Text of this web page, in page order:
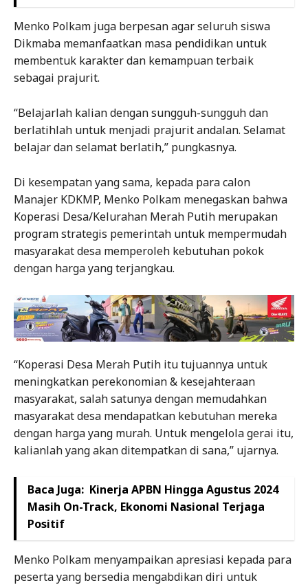
Menko Polkam juga berpesan agar seluruh siswa
Dikmaba memanfaatkan masa pendidikan untuk
membentuk karakter dan kemampuan terbaik
sebagai prajurit.
“Belajarlah kalian dengan sungguh-sungguh dan
berlatihlah untuk menjadi prajurit andalan. Selamat
belajar dan selamat berlatih,” pungkasnya.
Di kesempatan yang sama, kepada para calon
Manajer KDKMP, Menko Polkam menegaskan bahwa
Koperasi Desa/Kelurahan Merah Putih merupakan
program strategis pemerintah untuk mempermudah
masyarakat desa memperoleh kebutuhan pokok
dengan harga yang terjangkau.
“Koperasi Desa Merah Putih itu tujuannya untuk
meningkatkan perekonomian & kesejahteraan
masyarakat, salah satunya dengan memudahkan
masyarakat desa mendapatkan kebutuhan mereka
dengan harga yang murah. Untuk mengelola gerai itu,
kalianlah yang akan ditempatkan di sana,” ujarnya.
Baca Juga: Kinerja APBN Hingga Agustus 2024
Masih On-Track, Ekonomi Nasional Terjaga
Positif
Menko Polkam menyampaikan apresiasi kepada para
peserta yang bersedia mengabdikan diri untuk